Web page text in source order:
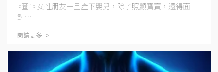
<圖1>女性朋友一旦產下嬰兒，除了照顧寶寶，還得面
對⋯
閱讀更多 ->